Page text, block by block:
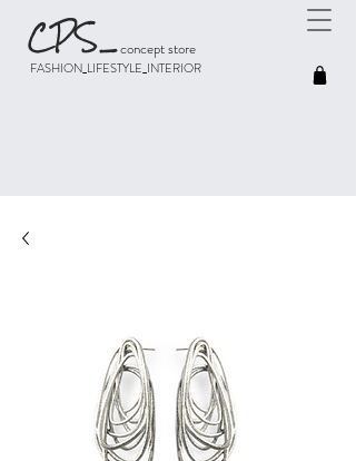
CPS_
FASHION_LIFESTYLE_INTERIOR
concept store